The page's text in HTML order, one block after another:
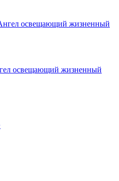
освещающий жизненный